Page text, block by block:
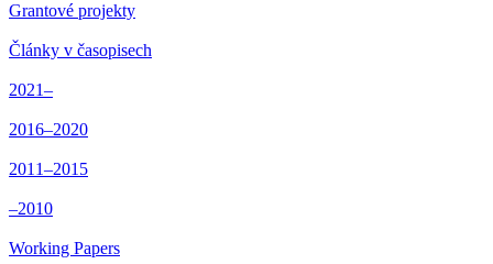
Grantové projekty
Články v časopisech
2021–
2016–2020
2011–2015
–2010
Working Papers